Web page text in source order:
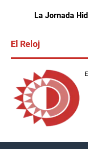
La Jornada
El Reloj